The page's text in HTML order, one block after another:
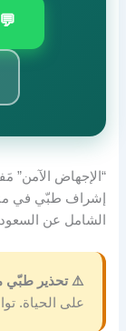
“الإجهاض الآمن”
إشراف طبّي في
الشامل عن
⚠️ تحذير طبّي
على الحياة.